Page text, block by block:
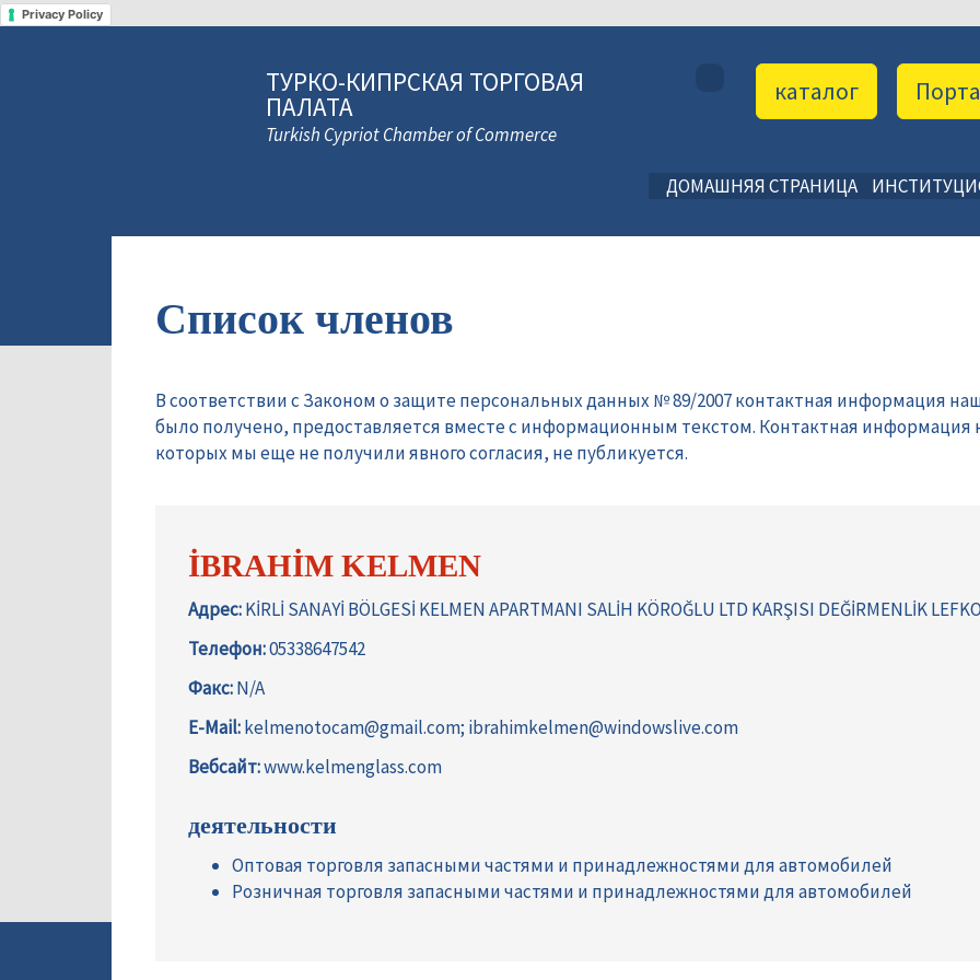
Privacy Policy
ТУРКО-КИПРСКАЯ ТОРГОВАЯ
ПАЛАТА
Turkish Cypriot Chamber of Commerce
каталог
ДОМАШНЯЯ СТРАНИЦА
Список членов
В соответствии с Законом о защите персональных данных № 89/2007 контактная информация
было получено, предоставляется вместе с информационным текстом. Контактная информация
которых мы еще не получили явного согласия, не публикуется.
İBRAHİM KELMEN
Адрес:KİRLİ SANAYİ BÖLGESİ KELMEN APARTMANI SALİH KÖROĞLU LTD KARŞISI DEĞİRMENLİK
Телефон:05338647542
Факс:N/A
E-Mail:kelmenotocam@gmail.com; ibrahimkelmen@windowslive.com
Вебсайт:www.kelmenglass.com
деятельности
Оптовая торговля запасными частями и принадлежностями для автомобилей
Розничная торговля запасными частями и принадлежностями для автомобилей